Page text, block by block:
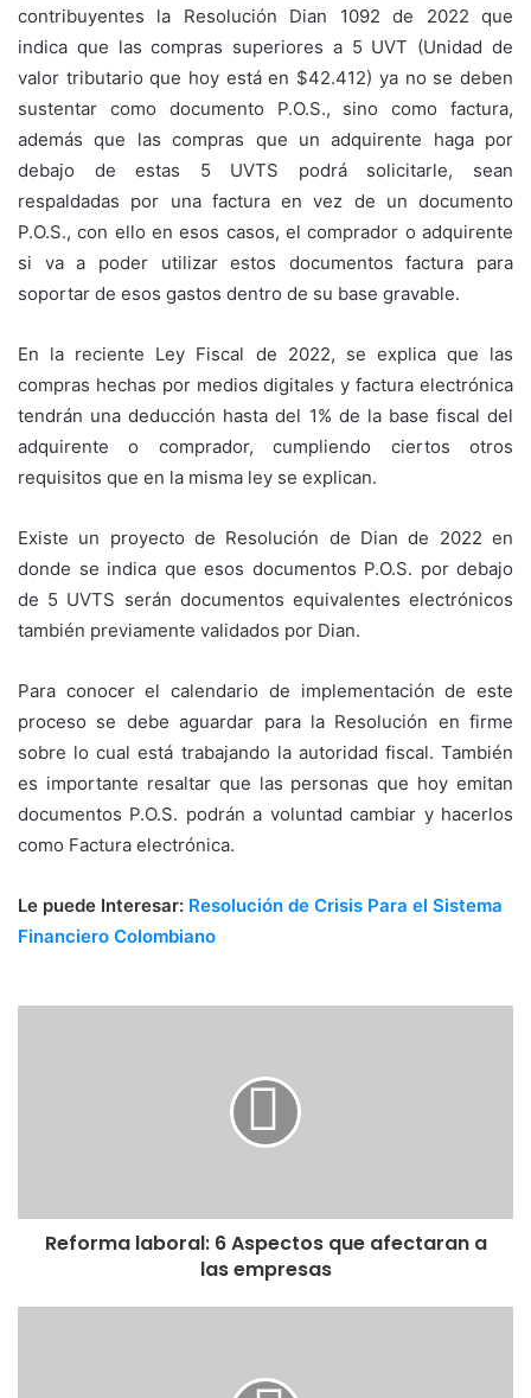
contribuyentes la Resolución Dian 1092 de 2022 que
indica que las compras superiores a 5 UVT (Unidad de
valor tributario que hoy está en $42.412) ya no se deben
sustentar como documento P.O.S., sino como factura,
además que las compras que un adquirente haga por
debajo de estas 5 UVTS podrá solicitarle, sean
respaldadas por una factura en vez de un documento
P.O.S., con ello en esos casos, el comprador o adquirente
si va a poder utilizar estos documentos factura para
soportar de esos gastos dentro de su base gravable.
En la reciente Ley Fiscal de 2022, se explica que las
compras hechas por medios digitales y factura electrónica
tendrán una deducción hasta del 1% de la base fiscal del
adquirente o comprador, cumpliendo ciertos otros
requisitos que en la misma ley se explican.
Existe un proyecto de Resolución de Dian de 2022 en
donde se indica que esos documentos P.O.S. por debajo
de 5 UVTS serán documentos equivalentes electrónicos
también previamente validados por Dian.
Para conocer el calendario de implementación de este
proceso se debe aguardar para la Resolución en firme
sobre lo cual está trabajando la autoridad fiscal. También
es importante resaltar que las personas que hoy emitan
documentos P.O.S. podrán a voluntad cambiar y hacerlos
como Factura electrónica.
Le puede Interesar: Resolución de Crisis Para el Sistema
Financiero Colombiano
Reforma laboral: 6 Aspectos que afectaran a
las empresas